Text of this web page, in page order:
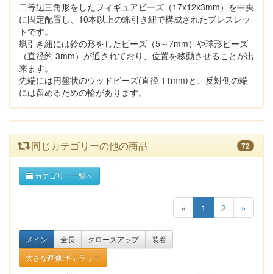
二等辺三角形をしたフィギュアビーズ（17x12x3mm）を中央
に固定配置し、10本以上の蝋引き紐で構成されたブレスレッ
トです。
蝋引き紐には鈴の形をしたビーズ（5～7mm）や球形ビーズ
（直径約 3mm）が通されており、位置を移動させることが出
来ます。
先端には円盤状のウッドビーズ(直径 11mm)と、反対側の端
には留めるための輪があります。
同じカテゴリーの他の商品 72
カテゴリー一覧へ
« 1 2 »
メイン 全長 クローズアップ
装着
大きな画像:ギャラリー